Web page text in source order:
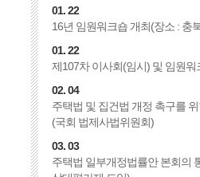
01. 22
16년 임원워크숍 개최(장소 : 충
01. 22
제107차 이사회(임시) 및 임원워
02. 04
주택법 및 집건법 개정 촉구를
(국회 법제사법위원회)
03. 03
주택법 일부개정법률안 본회의